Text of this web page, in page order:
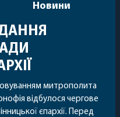
Новини
митрополита
відбулося чергове
єпархії. Перед